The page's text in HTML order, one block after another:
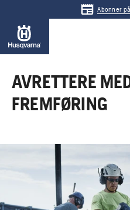
Abonner
AVRETTERE
FREMFØRING